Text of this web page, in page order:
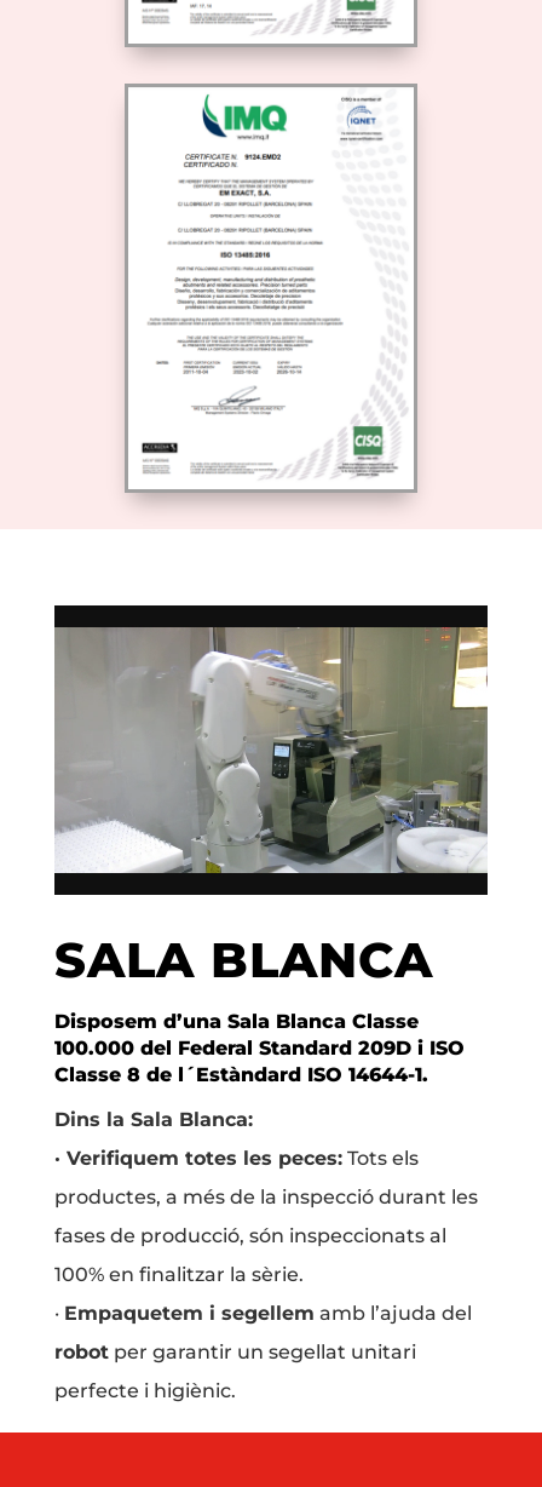
SALA BLANCA
Disposem d’una Sala Blanca Classe
100.000 del Federal Standard 209D i ISO
Classe 8 de l´Estàndard ISO 14644-1.
Dins la Sala Blanca:
· Verifiquem totes les peces:Tots els
productes, a més de la inspecció durant les
fases de producció, són inspeccionats al
100% en finalitzar la sèrie.
· Empaquetem i segellem amb l’ajuda del
robotper garantir un segellat unitari
perfecte i higiènic.